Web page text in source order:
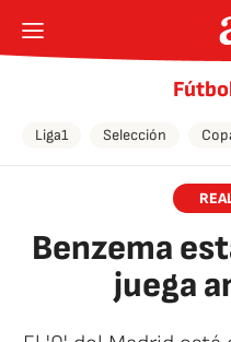
Liga1 Selección
Benzema
juega